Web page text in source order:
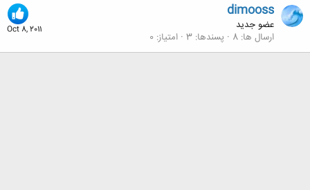
Oct 8, 2011
dimooss
عضو جدید
ارسال ها 8 پسندها 3 امتیاز 0